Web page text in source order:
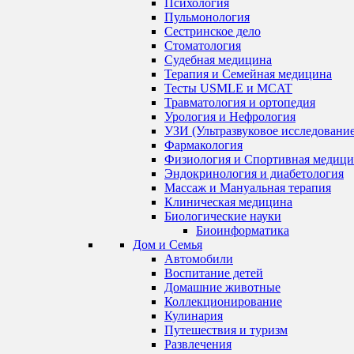
Психология
Пульмонология
Сестринское дело
Стоматология
Судебная медицина
Терапия и Семейная медицина
Тесты USMLE и MCAT
Травматология и ортопедия
Урология и Нефрология
УЗИ (Ультразвуковое
Фармакология
Физиология и Спортивная
Эндокринология и диабетология
Массаж и Мануальная терапия
Клиническая медицина
Биологические науки
Биоинформатика
Дом и Семья
Автомобили
Воспитание детей
Домашние животные
Коллекционирование
Кулинария
Путешествия и туризм
Развлечения